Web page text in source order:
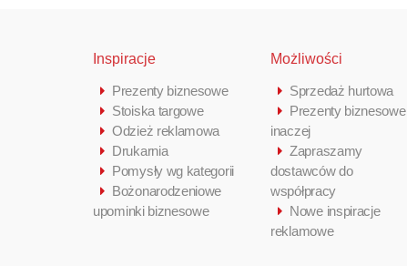
Inspiracje
Prezenty biznesowe
Stoiska targowe
Odzież reklamowa
Drukarnia
Pomysły wg kategorii
Bożonarodzeniowe
upominki biznesowe
Możliwości
Sprzedaż hurtowa
Prezenty biznesowe
inaczej
Zapraszamy
dostawców do
współpracy
Nowe inspiracje
reklamowe